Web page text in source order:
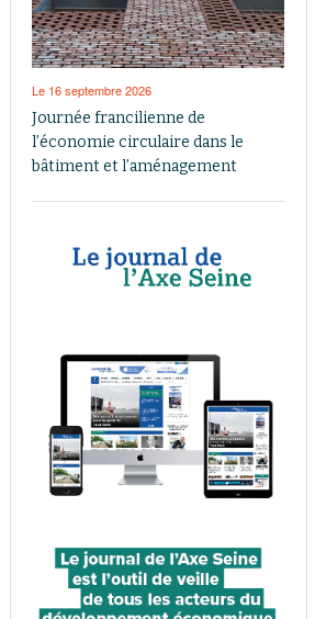
Le 16 septembre 2026
Journée francilienne de
l’économie circulaire dans le
bâtiment et l’aménagement